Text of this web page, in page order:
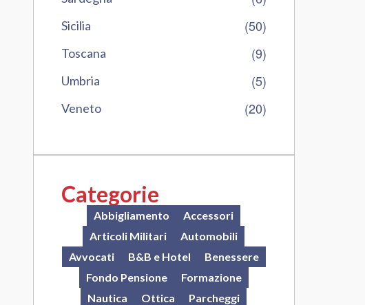
Sicilia (50)
Toscana (9)
Umbria (5)
Veneto (20)
Categorie
Abbigliamento
Accessori
Articoli Militari
Automobili
Avvocati
B&B e Hotel
Benessere
Fondo Pensione
Formazione
Nautica
Ottica
Parcheggi